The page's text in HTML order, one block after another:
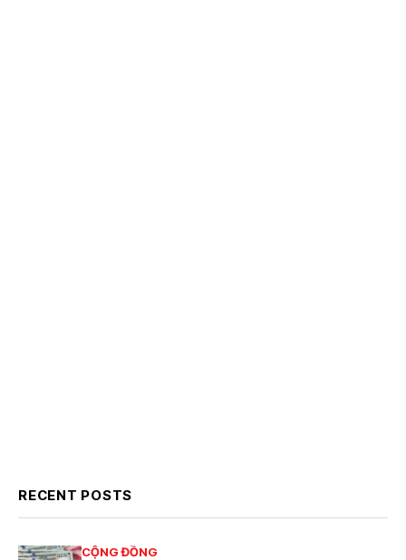
RECENT POSTS
CỘNG ĐỒNG